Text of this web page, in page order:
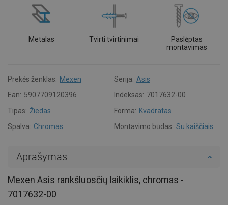
Metalas Tvirti tvirtinimai
Paslėptas
montavimas
Prekės ženklas: Mexen Serija: Asis
Ean: 5907709120396 Indeksas: 7017632-00
Tipas: Žiedas Forma: Kvadratas
Spalva: Chromas Montavimo būdas: Su kaiščiais
Aprašymas
Mexen Asis rankšluosčių laikiklis, chromas -
7017632-00